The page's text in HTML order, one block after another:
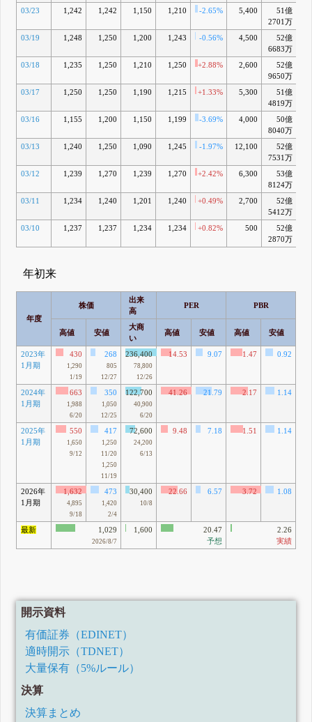
03/23 1,242 1,242 1,150 1,210 -2.65% 5,400
51億
2701万
03/19 1,248 1,250 1,200 1,243 -0.56% 4,500
52億
6683万
03/18 1,235 1,250 1,210 1,250 +2.88% 2,600
52億
9650万
03/17 1,250 1,250 1,190 1,215 +1.33% 5,300
51億
4819万
03/16 1,155 1,200 1,150 1,199 -3.69% 4,000
50億
8040万
03/13 1,240 1,250 1,090 1,245 -1.97% 12,100
52億
7531万
03/12 1,239 1,270 1,239 1,270 +2.42% 6,300
53億
8124万
03/11 1,234 1,240 1,201 1,240 +0.49% 2,700
52億
5412万
03/10 1,237 1,237 1,234 1,234 +0.82% 500
52億
2870万
年初来
年度
株価
出来
高
PER PBR
高値 安値
大商
い
高値 安値 高値 安値
2023年
1月期
430
1,290
1/19
268
805
12/27
236,400
78,800
12/26
14.53 9.07 1.47 0.92
2024年
1月期
663
1,988
6/20
350
1,050
12/25
122,700
40,900
6/20
41.26 21.79 2.17 1.14
2025年
1月期
550
1,650
9/12
417
1,250
11/20
1,250
11/19
72,600
24,200
6/13
9.48 7.18 1.51 1.14
2026年
1月期
1,632
4,895
9/18
473
1,420
2/4
30,400
10/8
22.66 6.57 3.72 1.08
最新 1,029
2026/8/7
1,600
20.47
予想
2.26
実績
開示資料
有価証券（EDINET）
適時開示（TDNET）
大量保有（5%ルール）
決算
決算まとめ